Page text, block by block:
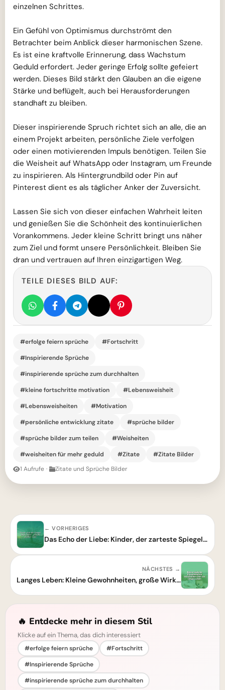
einzelnen Schrittes.
Ein Gefühl von Optimismus durchströmt den
Betrachter beim Anblick dieser harmonischen Szene.
Es ist eine kraftvolle Erinnerung, dass Wachstum
Geduld erfordert. Jeder geringe Erfolg sollte gefeiert
werden. Dieses Bild stärkt den Glauben an die eigene
Stärke und beflügelt, auch bei Herausforderungen
standhaft zu bleiben.
Dieser inspirierende Spruch richtet sich an alle, die an
einem Projekt arbeiten, persönliche Ziele verfolgen
oder einen motivierenden Impuls benötigen. Teilen Sie
die Weisheit auf WhatsApp oder Instagram, um Freunde
zu inspirieren. Als Hintergrundbild oder Pin auf
Pinterest dient es als täglicher Anker der Zuversicht.
Lassen Sie sich von dieser einfachen Wahrheit leiten
und genießen Sie die Schönheit des kontinuierlichen
Vorankommens. Jeder kleine Schritt bringt uns näher
zum Ziel und formt unsere Persönlichkeit. Bleiben Sie
dran und vertrauen auf Ihren einzigartigen Weg.
TEILE DIESES BILD AUF:
#erfolge feiern sprüche
#Fortschritt
#Inspirierende Sprüche
#inspirierende sprüche zum durchhalten
#kleine fortschritte motivation
#Lebensweisheit
#Lebensweisheiten
#Motivation
#persönliche entwicklung zitate
#sprüche bilder
#sprüche bilder zum teilen
#Weisheiten
#weisheiten für mehr geduld
#Zitate
#Zitate Bilder
1 Aufrufe · Zitate und Sprüche Bilder
← VORHERIGES
Das Echo der Liebe: Kinder, der zarteste Spiegel unserer Herzen und größter Stolz.
NÄCHSTES →
Langes Leben: Kleine Gewohnheiten, große Wirkung – Inspiration für den Alltag
🔥 Entdecke mehr in diesem Stil
Klicke auf ein Thema, das dich interessiert
#erfolge feiern sprüche
#Fortschritt
#Inspirierende Sprüche
#inspirierende sprüche zum durchhalten